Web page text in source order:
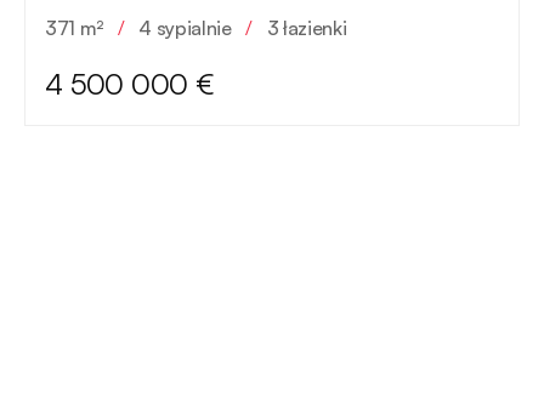
371 m² / 4 sypialnie / 3 łazienki
4 500 000 €